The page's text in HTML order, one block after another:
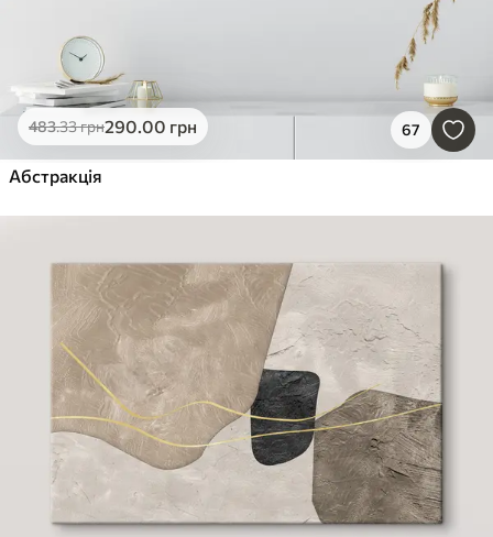
483.33грн290.00 грн 67
Абстракція